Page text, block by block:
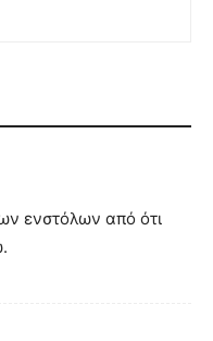
ενστόλων από ότι